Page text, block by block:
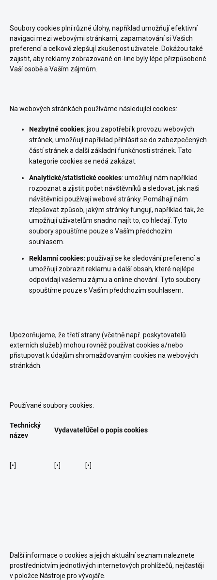
Soubory cookies plní různé úlohy, například umožňují efektivní
navigaci mezi webovými stránkami, zapamatování si Vašich
preferencí a celkově zlepšují zkušenost uživatele. Dokážou také
zajistit, aby reklamy zobrazované on-line byly lépe přizpůsobené
Vaší osobě a Vaším zájmům.
Na webových stránkách používáme následující cookies:
Nezbytné cookies: jsou zapotřebí k provozu webových
stránek, umožňují například přihlásit se do zabezpečených
částí stránek a další základní funkčnosti stránek. Tato
kategorie cookies se nedá zakázat.
Analytické/statistické cookies: umožňují nám například
rozpoznat a zjistit počet návštěvníků a sledovat, jak naši
návštěvníci používají webové stránky. Pomáhají nám
zlepšovat způsob, jakým stránky fungují, například tak, že
umožňují uživatelům snadno najít to, co hledají. Tyto
soubory spouštíme pouze s Vaším předchozím
souhlasem.
Reklamní cookies: používají se ke sledování preferencí a
umožňují zobrazit reklamu a další obsah, které nejlépe
odpovídají vašemu zájmu a online chování. Tyto soubory
spouštíme pouze s Vaším předchozím souhlasem.
Upozorňujeme, že třetí strany (včetně např. poskytovatelů
externích služeb) mohou rovněž používat cookies a/nebo
přistupovat k údajům shromažďovaným cookies na webových
stránkách.
Používané soubory cookies:
Technický
název
Vydavatel Účel o popis cookies
[•] [•] [•]
Další informace o cookies a jejich aktuální seznam naleznete
prostřednictvím jednotlivých internetových prohlížečů, nejčastěji
v položce Nástroje pro vývojáře.